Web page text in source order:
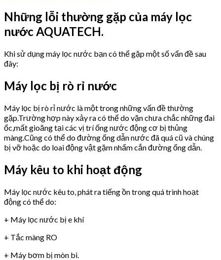
Những lỗi thường gặp của máy lọc
nước AQUATECH.
Khi sử dụng máy lọc nước bạn có thể gặp một số vấn đề sau
đây:
Máy lọc bị rò rỉ nước
Máy lọc bị rò rỉ nước là một trong những vấn đề thường
gặp.Trường hợp này xảy ra có thể do vặn chưa chắc những đai
ốc,mất gioăng tại các vị trí ống nước động cơ bị thủng
màng.Cũng có thể do đường ống dẫn nước đã quá cũ và chúng
bị vỡ hoặc do loai động vật gặm nhấm cắn đường ống dẫn.
Máy kêu to khi hoạt động
Máy lọc nước kêu to, phát ra tiếng ồn trong quá trình hoạt
động có thể do:
+ Máy lọc nước bị e khí
+ Tắc màng RO
+ Máy bơm bị mòn bi.